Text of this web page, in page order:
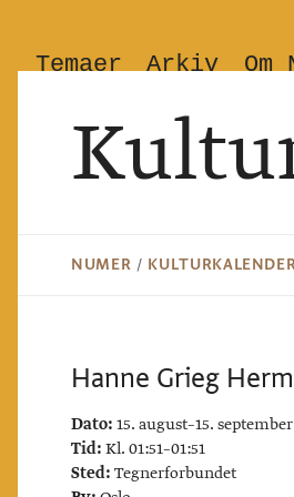
Temaer Arkiv Om
NUMER /
Hanne Grieg
Dato: 15. august–15.
Tid: Kl. 01:51–01:51
Sted: Tegnerforbundet